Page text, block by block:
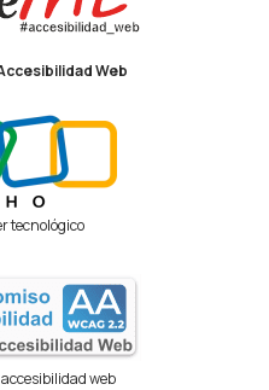
Web
tecnológico
web